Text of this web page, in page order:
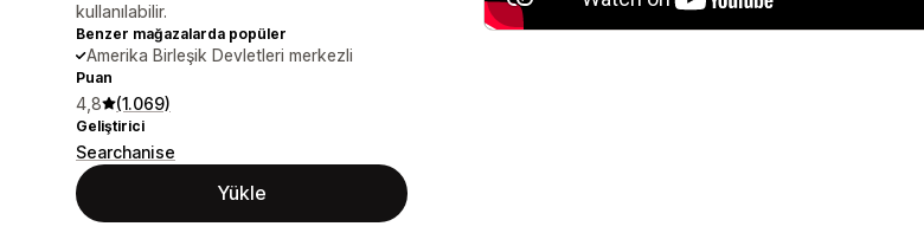
kullanılabilir.
Benzer mağazalarda popüler
Amerika Birleşik Devletleri merkezli
Puan
4,8 (1.069)
Geliştirici
Searchanise
Yükle